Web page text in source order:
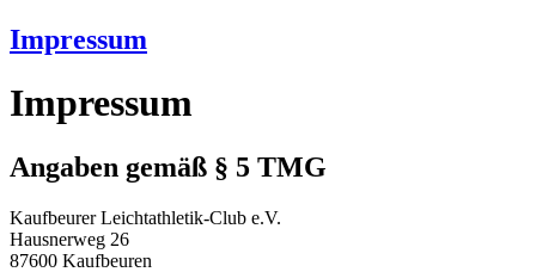
Impressum
Impressum
Angaben gemäß § 5 TMG
Kaufbeurer Leichtathletik-Club e.V.
Hausnerweg 26
87600 Kaufbeuren